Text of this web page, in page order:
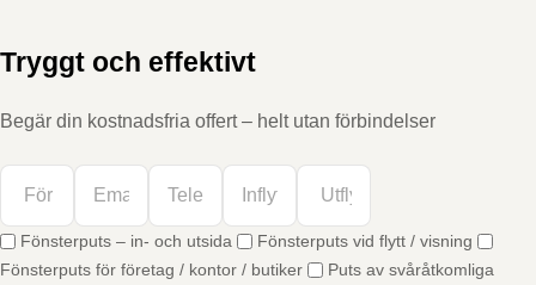
Tryggt och effektivt
Begär din kostnadsfria offert – helt utan förbindelser
Fönsterputs – in- och utsida
Fönsterputs vid flytt / visning
Fönsterputs för företag / kontor / butiker
Puts av svåråtkomliga